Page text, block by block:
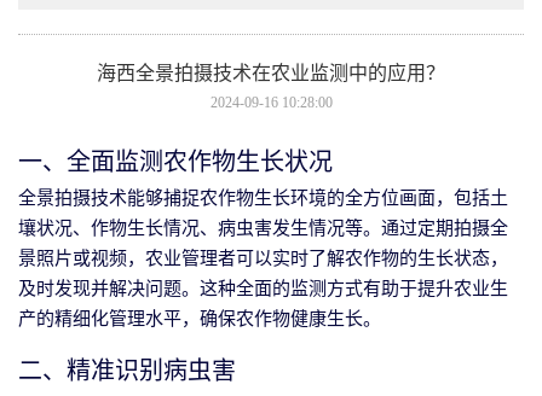
海西全景拍摄技术在农业监测中的应用？
2024-09-16 10:28:00
一、全面监测农作物生长状况
全景拍摄技术能够捕捉农作物生长环境的全方位画面，包括土
壤状况、作物生长情况、病虫害发生情况等。通过定期拍摄全
景照片或视频，农业管理者可以实时了解农作物的生长状态，
及时发现并解决问题。这种全面的监测方式有助于提升农业生
产的精细化管理水平，确保农作物健康生长。
二、精准识别病虫害